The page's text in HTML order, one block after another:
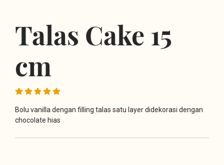
Talas Cake 15
cm
Bolu vanilla dengan filling talas satu layer didekorasi dengan
chocolate hias